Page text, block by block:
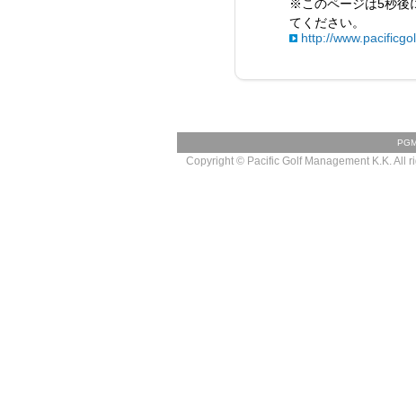
※このページは5秒後
てください。
http://
Copyright © Pacific Golf Management K.K. All